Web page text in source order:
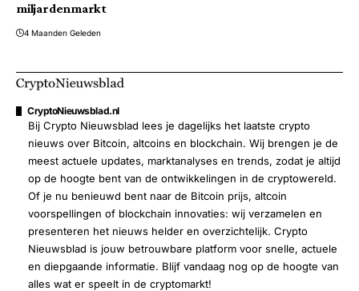
miljardenmarkt
4 Maanden Geleden
CryptoNieuwsblad.nl
Bij Crypto Nieuwsblad lees je dagelijks het laatste crypto
nieuws over Bitcoin, altcoins en blockchain. Wij brengen je de
meest actuele updates, marktanalyses en trends, zodat je altijd
op de hoogte bent van de ontwikkelingen in de cryptowereld.
Of je nu benieuwd bent naar de Bitcoin prijs, altcoin
voorspellingen of blockchain innovaties: wij verzamelen en
presenteren het nieuws helder en overzichtelijk. Crypto
Nieuwsblad is jouw betrouwbare platform voor snelle, actuele
en diepgaande informatie. Blijf vandaag nog op de hoogte van
alles wat er speelt in de cryptomarkt!